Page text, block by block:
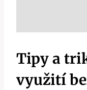
Tipy a
využití